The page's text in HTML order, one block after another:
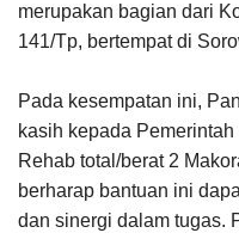
merupakan bagian dari
141/Tp, bertempat di
Pada kesempatan ini,
kasih kepada
Rehab total/berat 2
berharap bantuan ini
dan sinergi dalam tugas.